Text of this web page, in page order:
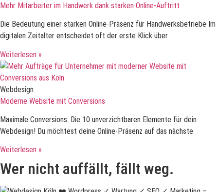
Mehr Mitarbeiter im Handwerk dank starken Online-Auftritt
Die Bedeutung einer starken Online-Präsenz für Handwerksbetriebe Im
digitalen Zeitalter entscheidet oft der erste Klick über
Weiterlesen »
Webdesign
Moderne Website mit Conversions
Maximale Conversions: Die 10 unverzichtbaren Elemente für dein
Webdesign! Du möchtest deine Online-Präsenz auf das nächste
Weiterlesen »
Wer nicht auffällt, fällt weg.